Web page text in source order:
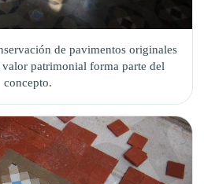
de pavimentos originales
patrimonial forma parte del
concepto.